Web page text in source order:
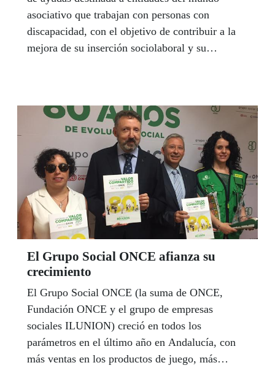
asociativo que trabajan con personas con
discapacidad, con el objetivo de contribuir a la
mejora de su inserción sociolaboral y su
septiembre. Por otra parte, la gaditana Paloma
Froján, de 16 años, hará los dos próximos cursos
académicos (2018-2020) correspondientes a
Bachillerato en el centro que Colegios del
Mundo Unido (CMU) tiene en Dilijan, Armenia,
gracias a la beca concedida para este fin por
Fundación ONCE.
El Grupo Social ONCE afianza su
crecimiento
El Grupo Social ONCE (la suma de ONCE,
Fundación ONCE y el grupo de empresas
sociales ILUNION) creció en todos los
parámetros en el último año en Andalucía, con
más ventas en los productos de juego, más